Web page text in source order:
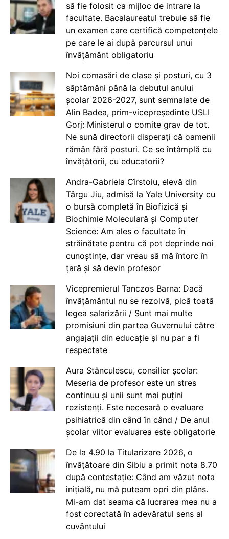
să fie folosit ca mijloc de intrare la
facultate. Bacalaureatul trebuie să fie
un examen care certifică competențele
pe care le ai după parcursul unui
învățământ obligatoriu
Noi comasări de clase și posturi, cu 3
săptămâni până la debutul anului
școlar 2026-2027, sunt semnalate de
Alin Badea, prim-vicepreședinte USLI
Gorj: Ministerul o comite grav de tot.
Ne sună directorii disperați că oamenii
rămân fără posturi. Ce se întâmplă cu
învățătorii, cu educatorii?
Andra-Gabriela Cîrstoiu, elevă din
Târgu Jiu, admisă la Yale University cu
o bursă completă în Biofizică și
Biochimie Moleculară și Computer
Science: Am ales o facultate în
străinătate pentru că pot deprinde noi
cunoștințe, dar vreau să mă întorc în
țară și să devin profesor
Vicepremierul Tanczos Barna: Dacă
învățământul nu se rezolvă, pică toată
legea salarizării / Sunt mai multe
promisiuni din partea Guvernului către
angajații din educație și nu par a fi
respectate
Aura Stănculescu, consilier școlar:
Meseria de profesor este un stres
continuu și unii sunt mai puțini
rezistenți. Este necesară o evaluare
psihiatrică din când în când / De anul
școlar viitor evaluarea este obligatorie
De la 4.90 la Titularizare 2026, o
învățătoare din Sibiu a primit nota 8.70
după contestație: Când am văzut nota
inițială, nu mă puteam opri din plâns.
Mi-am dat seama că lucrarea mea nu a
fost corectată în adevăratul sens al
cuvântului